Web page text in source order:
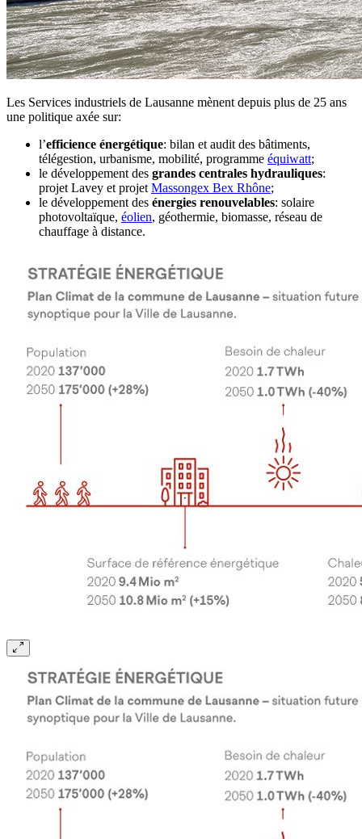
Les Services industriels de Lausanne mènent depuis plus de 25 ans
une politique axée sur:
l’efficience énergétique: bilan et audit des bâtiments,
télégestion, urbanisme, mobilité, programme équiwatt;
le développement des grandes centrales hydrauliques:
projet Lavey et projet Massongex Bex Rhône;
le développement des énergies renouvelables: solaire
photovoltaïque, éolien, géothermie, biomasse, réseau de
chauffage à distance.